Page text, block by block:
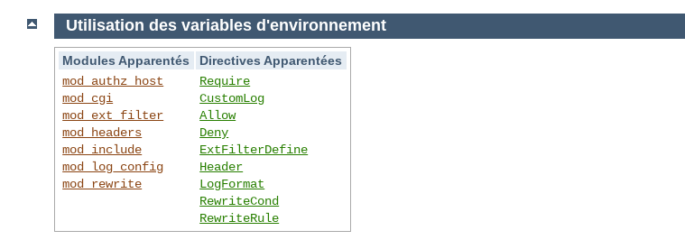
Utilisation des variables d'environnement
Modules Apparentés
Directives Apparentées
mod_authz_host
mod_cgi
mod_ext_filter
mod_headers
mod_include
mod_log_config
mod_rewrite
Require
CustomLog
Allow
Deny
ExtFilterDefine
Header
LogFormat
RewriteCond
RewriteRule